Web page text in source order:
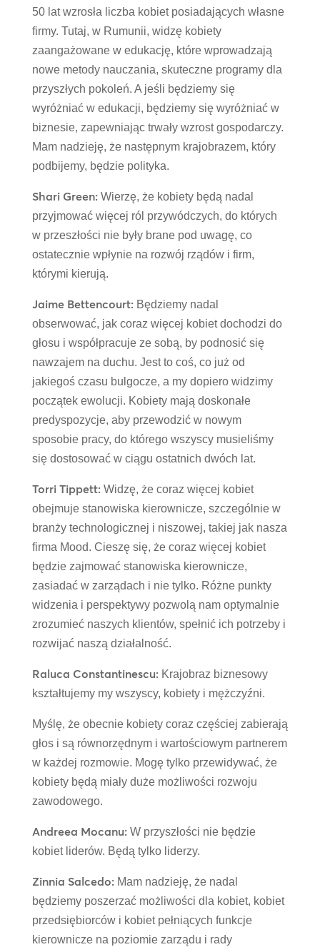
50 lat wzrosła liczba kobiet posiadających własne
firmy. Tutaj, w Rumunii, widzę kobiety
zaangażowane w edukację, które wprowadzają
nowe metody nauczania, skuteczne programy dla
przyszłych pokoleń. A jeśli będziemy się
wyróżniać w edukacji, będziemy się wyróżniać w
biznesie, zapewniając trwały wzrost gospodarczy.
Mam nadzieję, że następnym krajobrazem, który
podbijemy, będzie polityka.
Shari Green:Wierzę, że kobiety będą nadal
przyjmować więcej ról przywódczych, do których
w przeszłości nie były brane pod uwagę, co
ostatecznie wpłynie na rozwój rządów i firm,
którymi kierują.
Jaime Bettencourt:Będziemy nadal
obserwować, jak coraz więcej kobiet dochodzi do
głosu i współpracuje ze sobą, by podnosić się
nawzajem na duchu. Jest to coś, co już od
jakiegoś czasu bulgocze, a my dopiero widzimy
początek ewolucji. Kobiety mają doskonałe
predyspozycje, aby przewodzić w nowym
sposobie pracy, do którego wszyscy musieliśmy
się dostosować w ciągu ostatnich dwóch lat.
Torri Tippett:Widzę, że coraz więcej kobiet
obejmuje stanowiska kierownicze, szczególnie w
branży technologicznej i niszowej, takiej jak nasza
firma Mood. Cieszę się, że coraz więcej kobiet
będzie zajmować stanowiska kierownicze,
zasiadać w zarządach i nie tylko. Różne punkty
widzenia i perspektywy pozwolą nam optymalnie
zrozumieć naszych klientów, spełnić ich potrzeby i
rozwijać naszą działalność.
Raluca Constantinescu:Krajobraz biznesowy
kształtujemy my wszyscy, kobiety i mężczyźni.
Myślę, że obecnie kobiety coraz częściej zabierają
głos i są równorzędnym i wartościowym partnerem
w każdej rozmowie. Mogę tylko przewidywać, że
kobiety będą miały duże możliwości rozwoju
zawodowego.
Andreea Mocanu:W przyszłości nie będzie
kobiet liderów. Będą tylko liderzy.
Zinnia Salcedo:Mam nadzieję, że nadal
będziemy poszerzać możliwości dla kobiet, kobiet
przedsiębiorców i kobiet pełniących funkcje
kierownicze na poziomie zarządu i rady